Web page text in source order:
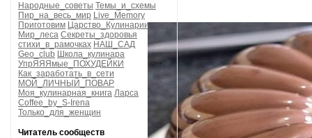
Народные_советы Темы_и_схемы
Пир_на_весь_мир Live_Memory
Приготовим Царство_Кулинарии
Мир_леса Секреты_здоровья
стихи_в_рамочках НАШ_САД
Geo_club Школа_кулинара
УпрЯЯЯмые_ПОХУДЕЙКИ
Как_заработать_в_сети
МОЙ_ЛИЧНЫЙ_ПОВАР
Моя_кулинарная_книга Ларса
Coffee_by_S-Irena
Только_для_женщин
Читатель сообществ